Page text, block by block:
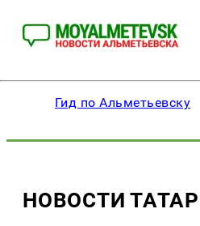
Гид по Альметьевску
НОВОСТИ